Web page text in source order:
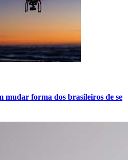
forma dos brasileiros de se